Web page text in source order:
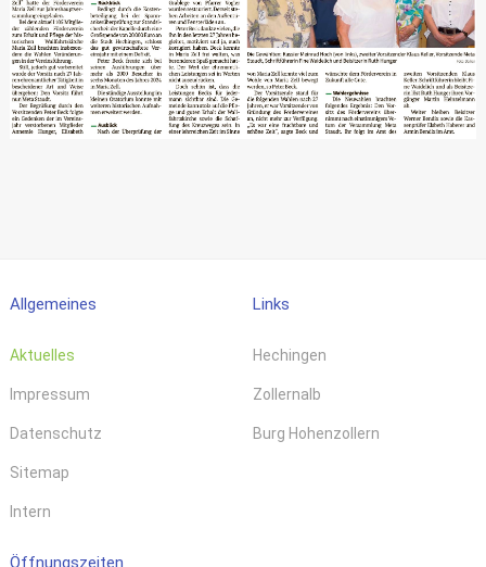
Allgemeines
Aktuelles
Impressum
Datenschutz
Sitemap
Intern
Links
Hechingen
Zollernalb
Burg Hohenzollern
Öffnungszeiten